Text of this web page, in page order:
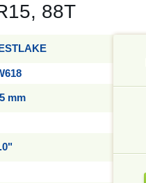
88T
mm